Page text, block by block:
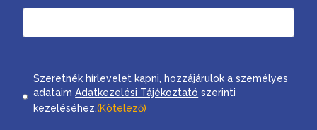
Consent
Szeretnék hírlevelet kapni, hozzájárulok a személyes
adataimAdatkezelési Tájékoztató szerinti
kezeléséhez.(Kötelező)